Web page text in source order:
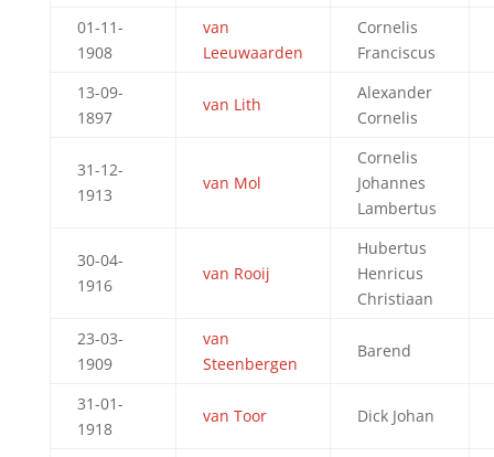
01-11-
1908
van
Leeuwaarden
Cornelis
Franciscus
13-09-
1897
van Lith
Alexander
Cornelis
31-12-
1913
van Mol
Cornelis
Johannes
Lambertus
30-04-
1916
van Rooij
Hubertus
Henricus
Christiaan
23-03-
1909
van
Steenbergen
Barend
31-01-
1918
van Toor Dick Johan